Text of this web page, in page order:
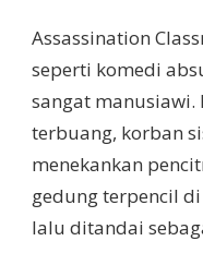
Assassination
seperti komedi
sangat manusiawi.
terbuang, korban
menekankan
gedung terpencil
lalu ditandai